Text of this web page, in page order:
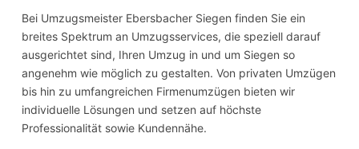
Bei Umzugsmeister Ebersbacher Siegen finden Sie ein
breites Spektrum an Umzugsservices, die speziell darauf
ausgerichtet sind, Ihren Umzug in und um Siegen so
angenehm wie möglich zu gestalten. Von privaten Umzügen
bis hin zu umfangreichen Firmenumzügen bieten wir
individuelle Lösungen und setzen auf höchste
Professionalität sowie Kundennähe.